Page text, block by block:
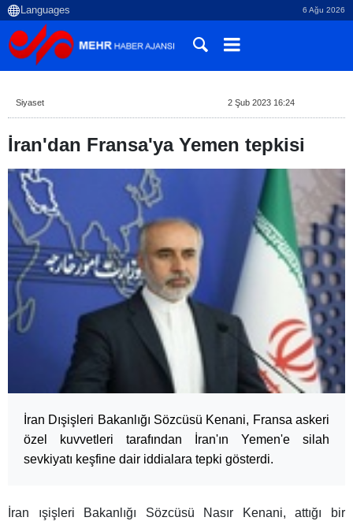
6 Ağu 2026
Siyaset 2 Şub 2023 16:24
İran'dan Fransa'ya Yemen tepkisi
İran Dışişleri Bakanlığı Sözcüsü Kenani, Fransa askeri
özel kuvvetleri tarafından İran'ın Yemen'e silah
sevkiyatı keşfine dair iddialara tepki gösterdi.
İran ışişleri Bakanlığı Sözcüsü Nasır Kenani, attığı bir